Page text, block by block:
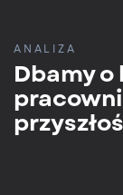
ANALIZA
Dbamy